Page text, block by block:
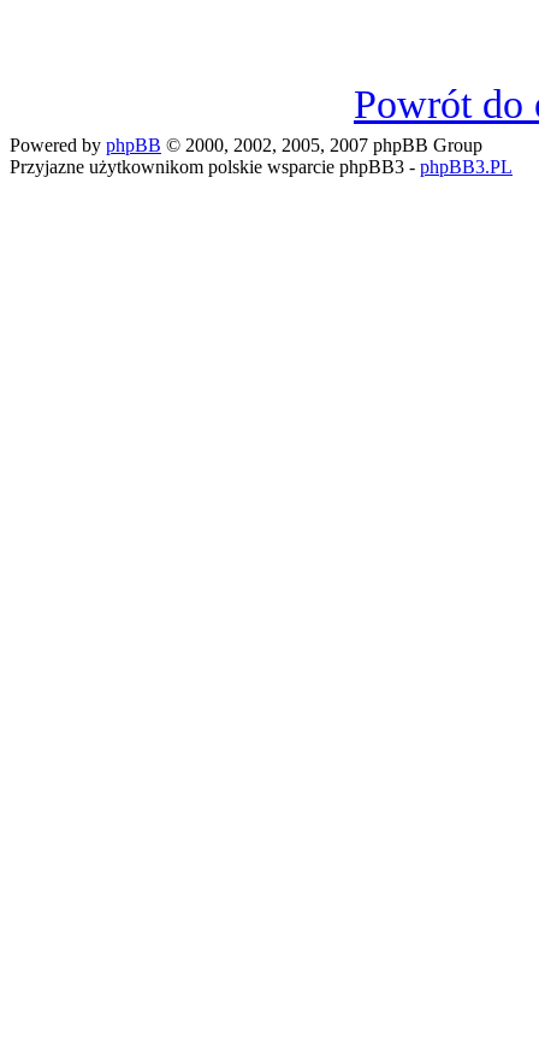
Powrót do
Powered by phpBB © 2000, 2002, 2005, 2007 phpBB Group
Przyjazne użytkownikom polskie wsparcie phpBB3 - phpBB3.PL